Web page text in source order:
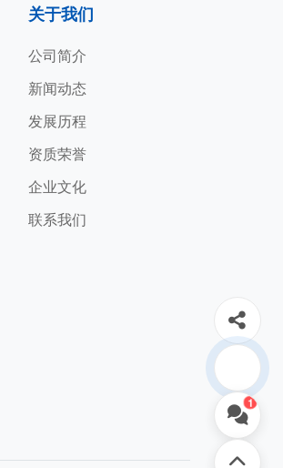
关于我们
公司简介
新闻动态
发展历程
资质荣誉
企业文化
联系我们
1